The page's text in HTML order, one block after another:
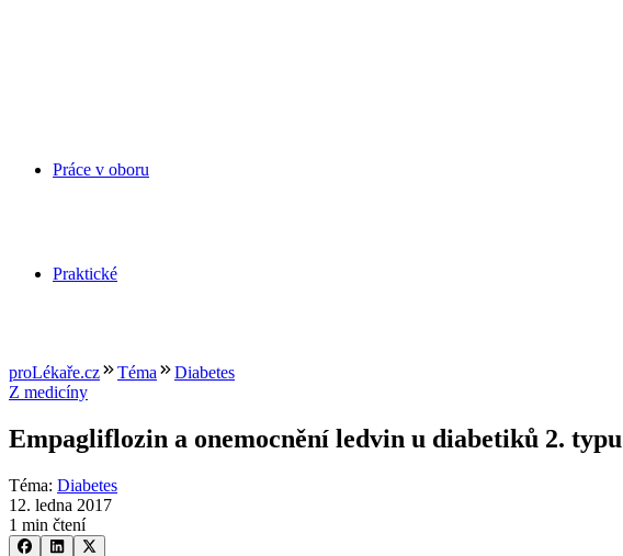
Práce v oboru
Praktické
proLékaře.cz Téma
Diabetes
Z medicíny
Empagliflozin a onemocnění ledvin u diabetiků 2. typu
Téma: Diabetes
12. ledna 2017
1 min čtení